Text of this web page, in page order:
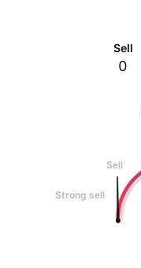
Sell
Strong sell
Sell
0